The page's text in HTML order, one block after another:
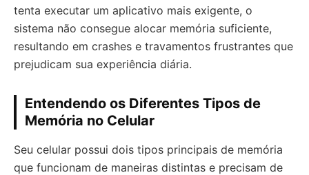
tenta executar um aplicativo mais exigente, o
sistema não consegue alocar memória suficiente,
resultando em crashes e travamentos frustrantes que
prejudicam sua experiência diária.
Entendendo os Diferentes Tipos de
Memória no Celular
Seu celular possui dois tipos principais de memória
que funcionam de maneiras distintas e precisam de